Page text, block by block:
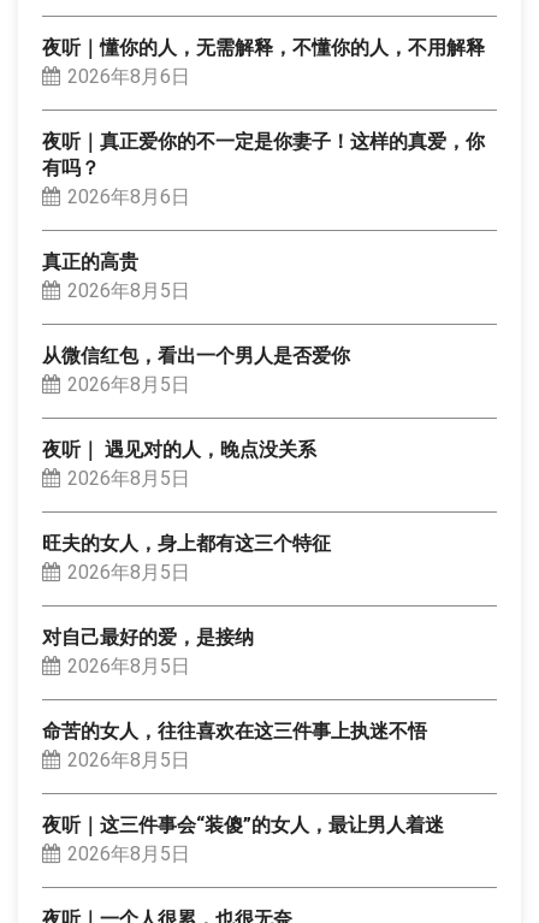
夜听｜懂你的人，无需解释，不懂你的人，不用解释
2026年8月6日
夜听｜真正爱你的不一定是你妻子！这样的真爱，你
有吗？
2026年8月6日
真正的高贵
2026年8月5日
从微信红包，看出一个男人是否爱你
2026年8月5日
夜听｜ 遇见对的人，晚点没关系
2026年8月5日
旺夫的女人，身上都有这三个特征
2026年8月5日
对自己最好的爱，是接纳
2026年8月5日
命苦的女人，往往喜欢在这三件事上执迷不悟
2026年8月5日
夜听｜这三件事会“装傻”的女人，最让男人着迷
2026年8月5日